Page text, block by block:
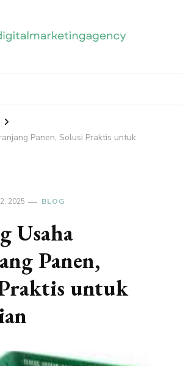
Panen, Solusi Praktis untuk
2025 BLOG
Usaha
Panen,
untuk